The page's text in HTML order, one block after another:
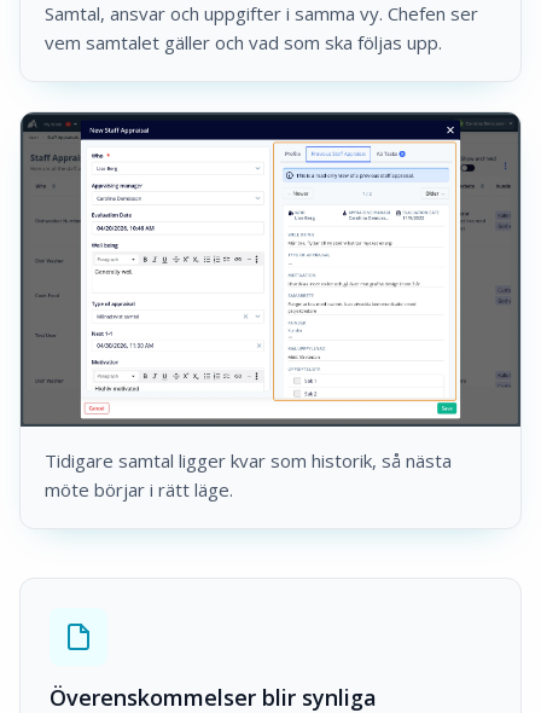
Samtal, ansvar och uppgifter i samma vy. Chefen ser
vem samtalet gäller och vad som ska följas upp.
Tidigare samtal ligger kvar som historik, så nästa
möte börjar i rätt läge.
Överenskommelser blir synliga